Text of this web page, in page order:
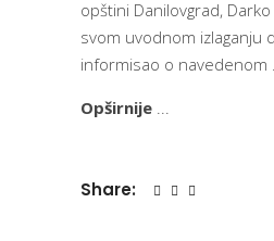
opštini Danilovgrad,
svom uvodnom izlaganju
informisao o navedenom
Opširnije
Share: